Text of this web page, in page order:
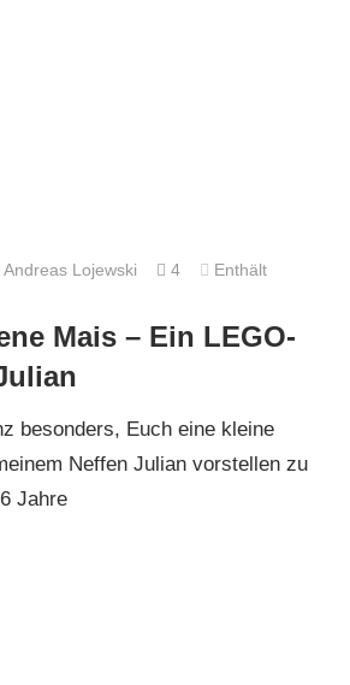
Andreas Lojewski 4
Enthält
Mais – Ein LEGO-
besonders, Euch eine kleine
Neffen Julian vorstellen zu
Jahre